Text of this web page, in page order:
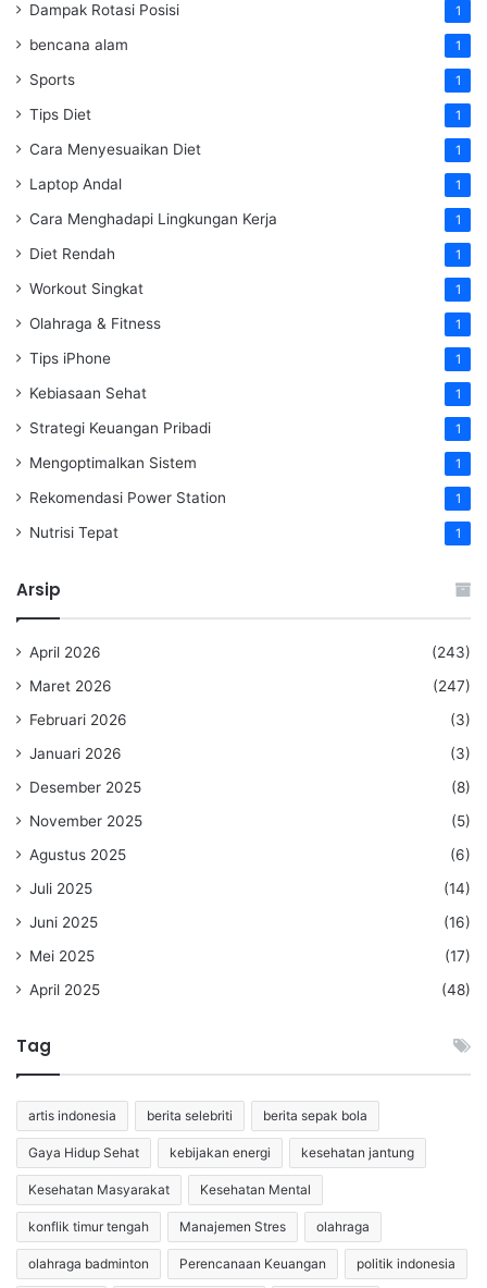
Dampak Rotasi Posisi 1
bencana alam 1
Sports 1
Tips Diet 1
Cara Menyesuaikan Diet 1
Laptop Andal 1
Cara Menghadapi Lingkungan Kerja 1
Diet Rendah 1
Workout Singkat 1
Olahraga & Fitness 1
Tips iPhone 1
Kebiasaan Sehat 1
Strategi Keuangan Pribadi 1
Mengoptimalkan Sistem 1
Rekomendasi Power Station 1
Nutrisi Tepat 1
Arsip
April 2026
(243)
Maret 2026
(247)
Februari 2026
(3)
Januari 2026
(3)
Desember 2025
(8)
November 2025
(5)
Agustus 2025
(6)
Juli 2025
(14)
Juni 2025
(16)
Mei 2025
(17)
April 2025
(48)
Tag
artis indonesia berita selebriti berita sepak bola
Gaya Hidup Sehat kebijakan energi kesehatan jantung
Kesehatan Masyarakat Kesehatan Mental
konflik timur tengah Manajemen Stres olahraga
olahraga badminton Perencanaan Keuangan politik indonesia